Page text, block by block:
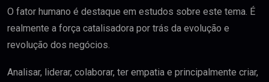
O fator humano é destaque em estudos sobre este tema. É
realmente a força catalisadora por trás da evolução e
revolução dos negócios.
Analisar, liderar, colaborar, ter empatia e principalmente criar,